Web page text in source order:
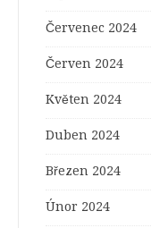
Červenec 2024
Červen 2024
Květen 2024
Duben 2024
Březen 2024
Únor 2024